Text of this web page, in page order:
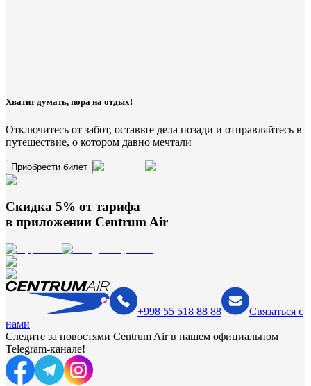
Хватит думать, пора на отдых!
Отключитесь от забот, оставьте дела позади и отправляйтесь в
путешествие, о котором давно мечтали
Приобрести билет
Скидка 5% от тарифа
в приложении Centrum Air
+998 55 518 88 88
Связаться с
нами
Следите за новостями Centrum Air в нашем официальном
Telegram-канале!